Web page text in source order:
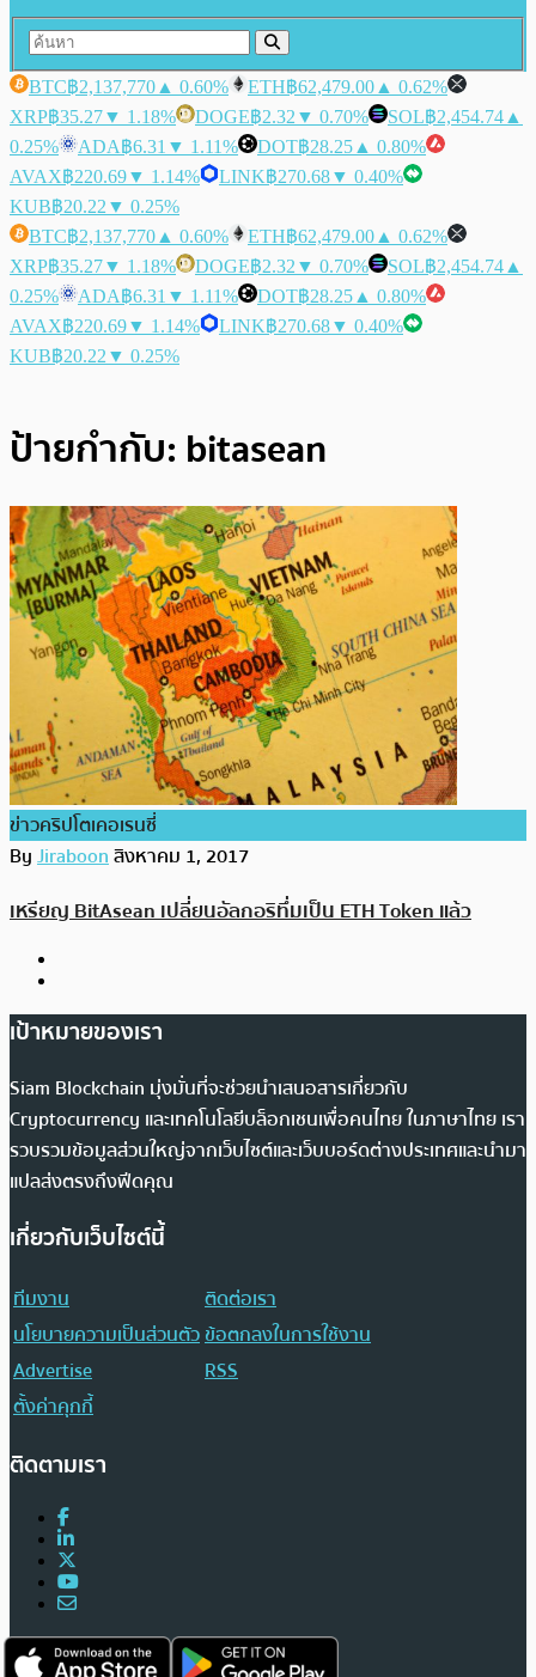
BTC฿2,137,770 ▲ 0.60% ETH฿62,479.00 ▲ 0.62%
XRP฿35.27▼ 1.18% DOGE฿2.32 ▼ 0.70% SOL฿2,454.74 ▲
0.25%
ADA฿6.31 ▼ 1.11% DOT฿28.25 ▲ 0.80%
AVAX฿220.69▼ 1.14% LINK฿270.68▼ 0.40%
KUB฿20.22 ▼ 0.25%
BTC฿2,137,770 ▲ 0.60% ETH฿62,479.00 ▲ 0.62%
XRP฿35.27▼ 1.18% DOGE฿2.32 ▼ 0.70% SOL฿2,454.74 ▲
0.25%
ADA฿6.31 ▼ 1.11% DOT฿28.25 ▲ 0.80%
AVAX฿220.69▼ 1.14% LINK฿270.68▼ 0.40%
KUB฿20.22 ▼ 0.25%
ป้ายกำกับ: bitasean
ข่าวคริปโตเคอเรนซี่
ByJiraboonสิงหาคม 1, 2017
เหรียญ BitAsean เปลี่ยนอัลกอริทึ่มเป็น ETH Token แล้ว
เป้าหมายของเรา
Siam Blockchain มุ่งมั่นที่จะช่วยนำเสนอสารเกี่ยวกับ
Cryptocurrency และเทคโนโลยีบล็อกเชนเพื่อคนไทย ในภาษาไทย เรา
รวบรวมข้อมูลส่วนใหญ่จากเว็บไซต์และเว็บบอร์ดต่างประเทศและนำมา
แปลส่งตรงถึงฟีดคุณ
เกี่ยวกับเว็บไซต์นี้
ทีมงาน
ติดต่อเรา
นโยบายความเป็นส่วนตัวข้อตกลงในการใช้งาน
Advertise
RSS
ตั้งค่าคุกกี้
ติดตามเรา